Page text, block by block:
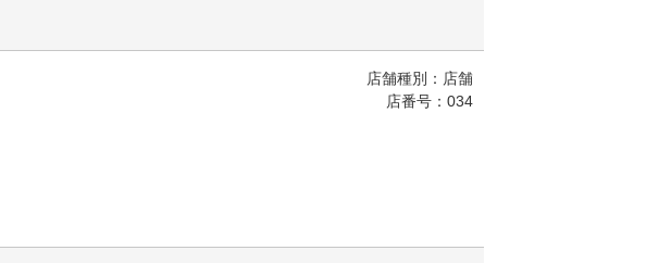
店舗種別：店舗
店番号：034